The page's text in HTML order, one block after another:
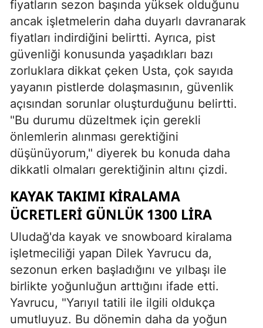
fiyatların sezon başında yüksek olduğunu
ancak işletmelerin daha duyarlı davranarak
fiyatları indirdiğini belirtti. Ayrıca, pist
güvenliği konusunda yaşadıkları bazı
zorluklara dikkat çeken Usta, çok sayıda
yayanın pistlerde dolaşmasının, güvenlik
açısından sorunlar oluşturduğunu belirtti.
"Bu durumu düzeltmek için gerekli
önlemlerin alınması gerektiğini
düşünüyorum," diyerek bu konuda daha
dikkatli olmaları gerektiğinin altını çizdi.
KAYAK TAKIMI KIRALAMA
ÜCRETLERI GÜNLÜK 1300 LIRA
Uludağ'da kayak ve snowboard kiralama
işletmeciliği yapan Dilek Yavrucu da,
sezonun erken başladığını ve yılbaşı ile
birlikte yoğunluğun arttığını ifade etti.
Yavrucu, "Yarıyıl tatili ile ilgili oldukça
umutluyuz. Bu dönemin daha da yoğun